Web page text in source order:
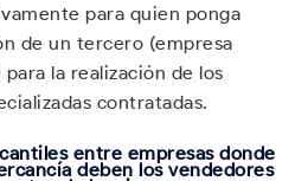
para quien ponga
de un tercero (empresa
la realización de los
contratadas.
entre empresas donde
deben los vendedores